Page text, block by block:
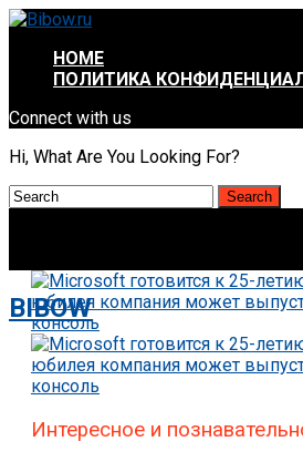
HOME
ПОЛИТИКА
Connect with us
Hi, What Are You Looking For?
BIBOW
Интересное и